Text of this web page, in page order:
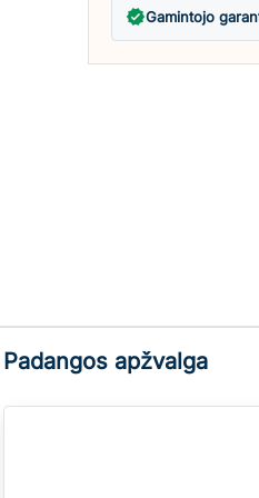
verifiedGamintojo
Padangos apžvalga